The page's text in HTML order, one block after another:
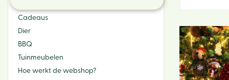
Cadeaus
Dier
BBQ
Tuinmeubelen
Hoe werkt de webshop?